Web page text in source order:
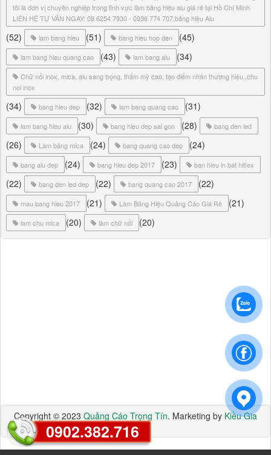
0902.382.716
tôi là đơn vị chuyên nghiệp trong lĩnh vực làm bảng hiệu alu giá rẻ tại Hồ Chí Minh
LIÊN HỆ TƯ VẤN NGAY: 08 6254 7930 - 0936 774 707,bảng hiệu Alu
(52) lam bang hieu (51) bang hieu hop den (45)
lam bang hieu quang cao (43) lam bang alu (34)
Chữ nổi inox, mica, alu sang trọng, thẩm mỹ cao, tạo điểm nhấn thương hiệu.,chu
noi inox
(34) bang hieu dep (32) lam bang quang cao (31)
lam bang hieu alu (30) bang hieu dep sai gon (28) bang den led
(26) Làm bảng mica (24) bang quang cao dep (24)
bang alu dep (24) bang hieu dep 2017 (23) ban hieu in bat hiflex
(22) bang den led dep (22) bang quang cao 2017 (22)
mau bang hieu 2017 (21) Làm Bảng Hiệu Quảng Cáo Giá Rẻ (21)
lam chu mica (20) làm chữ nổi (20)
Copyright © 2023 Quảng Cáo Trọng Tín. Marketing by Kiều Gia
Media.